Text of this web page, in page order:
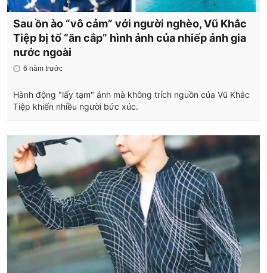
Sau ồn ào “vô cảm” với người nghèo, Vũ Khắc
Tiệp bị tố “ăn cắp” hình ảnh của nhiếp ảnh gia
nước ngoài
6 năm trước
Hành động "lấy tạm" ảnh mà không trích nguồn của Vũ Khắc
Tiệp khiến nhiều người bức xúc.